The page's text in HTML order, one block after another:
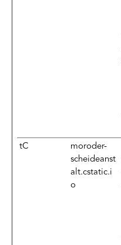
tC
moroder-
scheideanst
alt.cstatic.i
o